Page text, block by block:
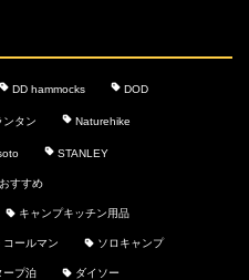
DD hammocks DOD
ンタン Naturehike
STANLEY
おすすめ
キャンプキッチン用品
コールマン ソロキャンプ
ープ泊 ダイソー